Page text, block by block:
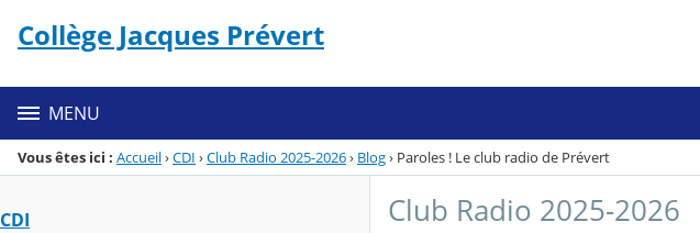
Menu de la rubrique
Contenu
Collège Jacques Prévert
MENU
Vous êtes ici : Accueil›CDI ›Club Radio 2025-2026› Blog› Paroles ! Le club radio de Prévert
CDI Club Radio 2025-2026